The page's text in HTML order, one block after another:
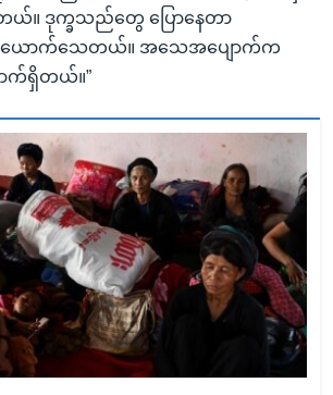
။ ဒုက္ခသည်တွေ ပြောနေတာ
ောက်သေတယ်။ အသေအပျောက်က
က်ရှိတယ်။”